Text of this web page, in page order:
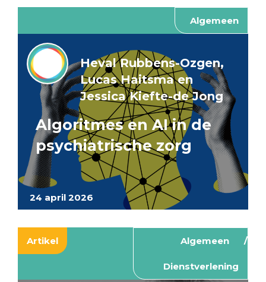
Algemeen
24 april 2026
Heval Rubbens-Ozgen,
Lucas Haitsma en
Jessica Kiefte-de Jong
Algoritmes en AI in de
psychiatrische zorg
Artikel Algemeen
Dienstverlening